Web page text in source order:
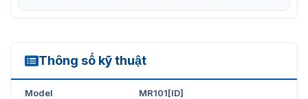
khắc phục mọi vấn đề khi sử dụng. Thế nên, khi mua
với chúng tôi theo hotline: 0936611372 để được tư vấn
và hỗ trợ miễn phí, nhận báo giá nhanh nhất.
Thông số kỹ thuật
MR101[ID]
Model MR101[ID]